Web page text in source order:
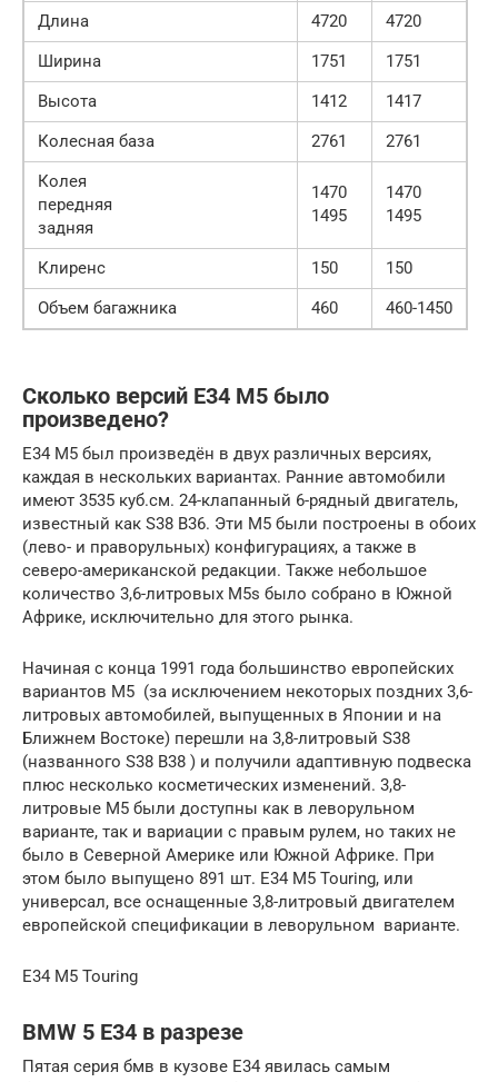
Длина
4720
4720
Ширина
1751
1751
Высота
1412
1417
Колесная база
2761
2761
Колея
передняя
задняя
1470
1495
1470
1495
Клиренс 150
150
Объем багажника
460 460-1450
Сколько версий E34 M5 было
произведено?
E34 M5 был произведён в двух различных версиях,
каждая в нескольких вариантах. Ранние автомобили
имеют 3535 куб.см. 24-клапанный 6-рядный двигатель,
известный как S38 B36. Эти M5 были построены в обоих
(лево- и праворульных) конфигурациях, а также в
северо-американской редакции. Также небольшое
количество 3,6-литровых M5s было собрано в Южной
Африке, исключительно для этого рынка.
Начиная с конца 1991 года большинство европейских
вариантов M5 (за исключением некоторых поздних 3,6-
литровых автомобилей, выпущенных в Японии и на
Ближнем Востоке) перешли на 3,8-литровый S38
(названного S38 B38 ) и получили адаптивную подвеска
плюс несколько косметических изменений. 3,8-
литровые M5 были доступны как в леворульном
варианте, так и вариации с правым рулем, но таких не
было в Северной Америке или Южной Африке. При
этом было выпущено 891 шт. E34 M5 Touring, или
универсал, все оснащенные 3,8-литровый двигателем
европейской спецификации в леворульном варианте.
E34 M5 Touring
BMW 5 E34 в разрезе
Пятая серия бмв в кузове Е34 явилась самым